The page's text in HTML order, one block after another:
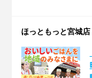
ほっともっと宮城店